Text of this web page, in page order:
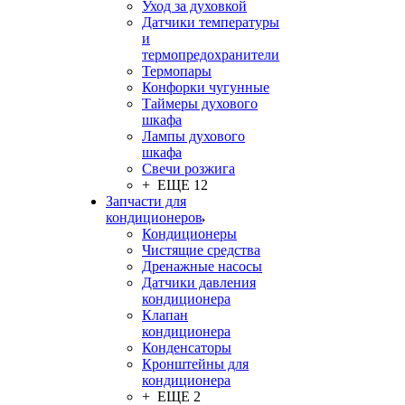
Уход за духовкой
Датчики температуры
и
термопредохранители
Термопары
Конфорки чугунные
Таймеры духового
шкафа
Лампы духового
шкафа
Свечи розжига
+ ЕЩЕ 12
Запчасти для
кондиционеров
Кондиционеры
Чистящие средства
Дренажные насосы
Датчики давления
кондиционера
Клапан
кондиционера
Конденсаторы
Кронштейны для
кондиционера
+ ЕЩЕ 2